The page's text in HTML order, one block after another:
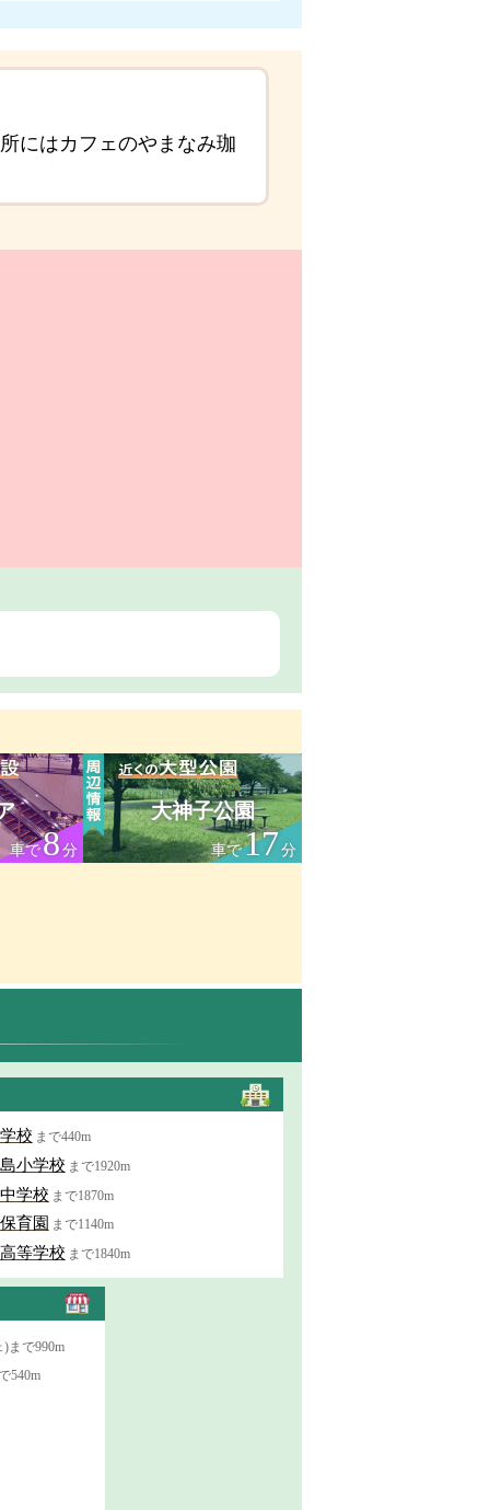
にはカフェのやまなみ珈
車で8分
大神子公園
車で17分
校 まで440m
小学校 まで1920m
学校 まで1870m
育園 まで1140m
等学校 まで1840m
まで990m
540m